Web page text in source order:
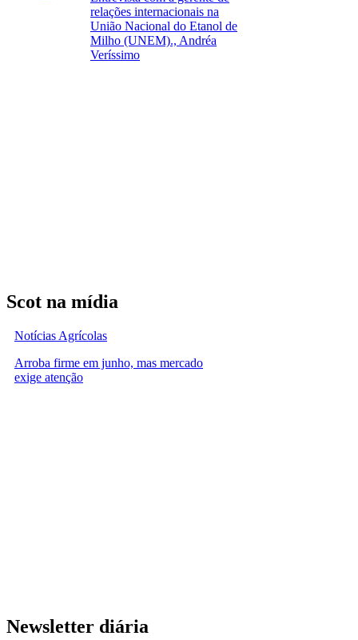
relações internacionais na
União Nacional do Etanol de
Milho (UNEM)., Andréa
Veríssimo
Scot na mídia
Notícias Agrícolas
Arroba firme em junho, mas mercado
exige atenção
Newsletter diária